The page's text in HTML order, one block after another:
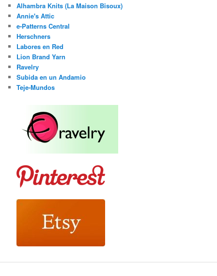
Alhambra Knits (La Maison Bisoux)
Annie's Attic
e-Patterns Central
Herschners
Labores en Red
Lion Brand Yarn
Ravelry
Subida en un Andamio
Teje-Mundos